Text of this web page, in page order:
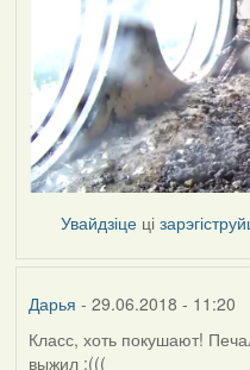
Увайдзіце ці
Дарья - 29.06.2018 - 11:20
Класс, хоть покушают!
выжил :(((